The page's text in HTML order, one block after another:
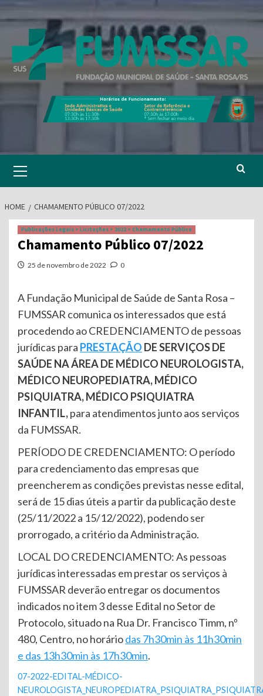
to
Menu
HOME CHAMAMENTO PÚBLICO 07/2022
Publicações Legais > Licitações > 2022 > Chamamento Público
Chamamento Público 07/2022
25 de novembro de 2022 0
A Fundação Municipal de Saúde de Santa Rosa –
FUMSSAR comunica os interessados que está
procedendo ao CREDENCIAMENTO de pessoas
jurídicas para PRESTAÇÃO DE SERVIÇOS DE
SAÚDE NA ÁREA DE MÉDICO NEUROLOGISTA,
MÉDICO NEUROPEDIATRA, MÉDICO
PSIQUIATRA, MÉDICO PSIQUIATRA
INFANTIL,para atendimentos junto aos serviços
da FUMSSAR.
PERÍODO DE CREDENCIAMENTO: O período
para credenciamento das empresas que
preencherem as condições previstas nesse edital,
será de 15 dias úteis a partir da publicação deste
(25/11/2022 a 15/12/2022), podendo ser
prorrogado, a critério da Administração.
LOCAL DO CREDENCIAMENTO: As pessoas
jurídicas interessadas em prestar os serviços à
FUMSSAR deverão entregar os documentos
indicados no item 3 desse Edital no Setor de
Protocolo, situado na Rua Dr. Francisco Timm, nº
480, Centro, no horáriodas 7h30min às 11h30min
e das 13h30min às 17h30min.
07-2022-EDITAL-MÉDICO-